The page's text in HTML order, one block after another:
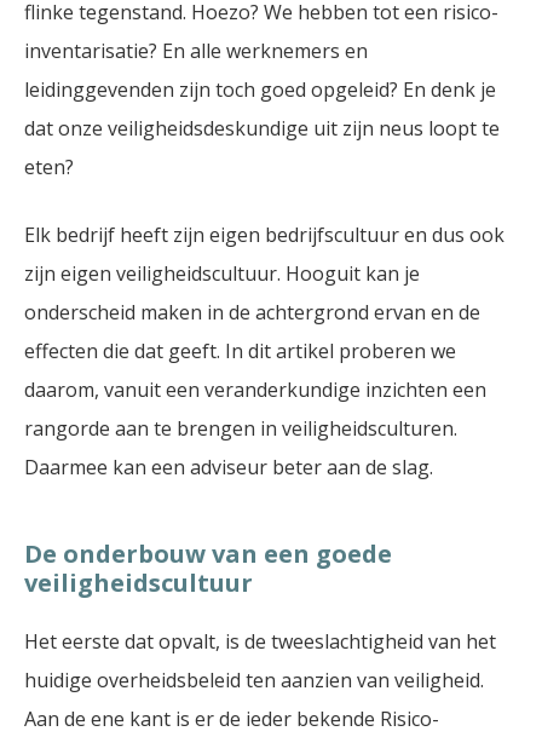
flinke tegenstand. Hoezo? We hebben tot een risico-
inventarisatie? En alle werknemers en
leidinggevenden zijn toch goed opgeleid? En denk je
dat onze veiligheidsdeskundige uit zijn neus loopt te
eten?
Elk bedrijf heeft zijn eigen bedrijfscultuur en dus ook
zijn eigen veiligheidscultuur. Hooguit kan je
onderscheid maken in de achtergrond ervan en de
effecten die dat geeft. In dit artikel proberen we
daarom, vanuit een veranderkundige inzichten een
rangorde aan te brengen in veiligheidsculturen.
Daarmee kan een adviseur beter aan de slag.
De onderbouw van een goede
veiligheidscultuur
Het eerste dat opvalt, is de tweeslachtigheid van het
huidige overheidsbeleid ten aanzien van veiligheid.
Aan de ene kant is er de ieder bekende Risico-